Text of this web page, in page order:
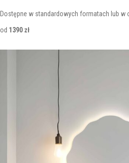
Dostępne w standardowych formatach lub w
od 1390 zł